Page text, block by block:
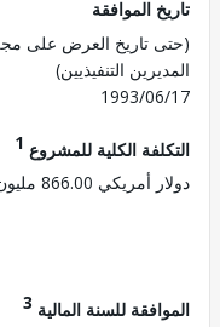
الموافقة
تاريخ العرض على مجلس
التنفيذيين)
1993/
الكلية للمشروع1
866.00 مليون
للسنة المالية3